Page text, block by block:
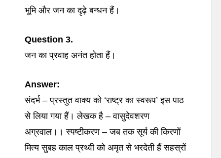
भूमि और जन का दृढ़े बन्धन हैं।
Question 3.
जन का प्रवाह अनंत होता हैं।
Answer:
संदर्भ – प्रस्तुत वाक्य को ‘राष्ट्र का स्वरूप’ इस पाठ
से लिया गया हैं। लेखक है – वासुदेवशरण
अग्रवाल।। स्पष्टीकरण – जब तक सूर्य की किरणों
मित्य सुबह काल प्रथ्वी को अमृत से भरदेती हैं सहस्रों